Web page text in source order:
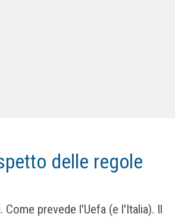
delle regole
prevede l'Uefa (e l'Italia). Il